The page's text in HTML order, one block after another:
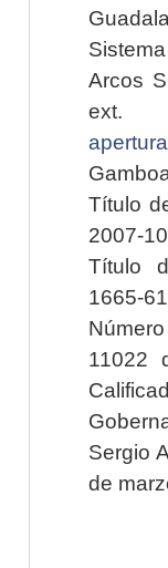
Arcos
Título
2007-
Título
1665-
11022
Sergio
de